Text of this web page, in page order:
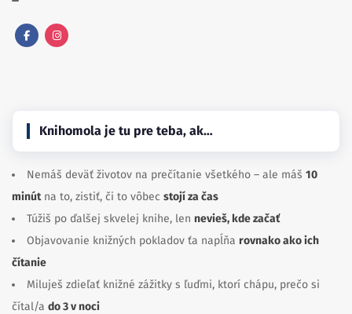
Knihomola je tu pre teba, ak…
Nemáš deväť životov na prečítanie všetkého – ale máš 10
minútna to, zistiť, či to vôbec stojí za čas
Túžiš po ďalšej skvelej knihe, len nevieš, kde začať
Objavovanie knižných pokladov ťa napĺňa rovnako ako ich
čítanie
Miluješ zdieľať knižné zážitky s ľuďmi, ktorí chápu, prečo si
čítal/a do 3 v noci